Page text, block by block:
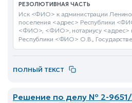
РЕЗОЛЮТИВНАЯ ЧАСТЬ
Иск <ФИО> к администрации
поселения <адрес> Республики
<ФИО>, <ФИО>, нотариусу <адрес>
Республики <ФИО> О.В.,
ПОЛНЫЙ ТЕКСТ
Решение по делу № 2-